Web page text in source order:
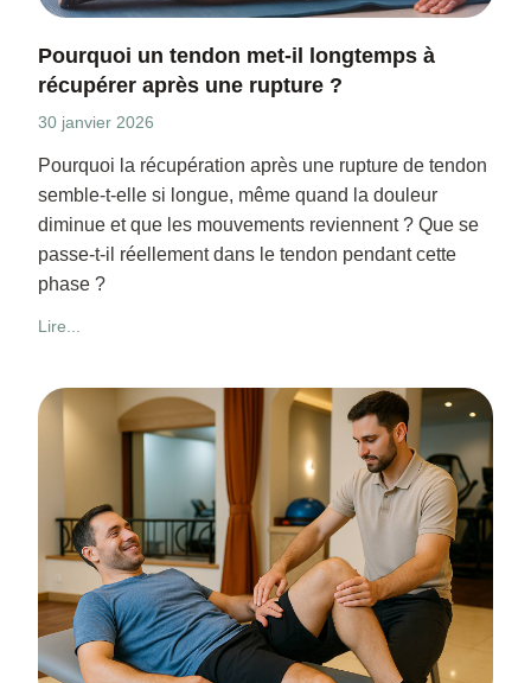
Pourquoi un tendon met-il longtemps à
récupérer après une rupture ?
30 janvier 2026
Pourquoi la récupération après une rupture de tendon
semble-t-elle si longue, même quand la douleur
diminue et que les mouvements reviennent ? Que se
passe-t-il réellement dans le tendon pendant cette
phase ?
Lire...